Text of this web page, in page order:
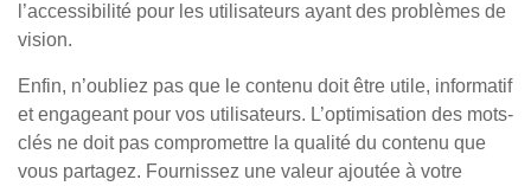
l’accessibilité pour les utilisateurs ayant des problèmes de
vision.
Enfin, n’oubliez pas que le contenu doit être utile, informatif
et engageant pour vos utilisateurs. L’optimisation des mots-
clés ne doit pas compromettre la qualité du contenu que
vous partagez. Fournissez une valeur ajoutée à votre